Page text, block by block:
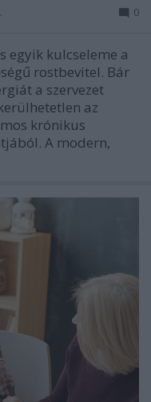
0
egyik kulcseleme a
rostbevitel. Bár
a szervezet
az
krónikus
A modern,